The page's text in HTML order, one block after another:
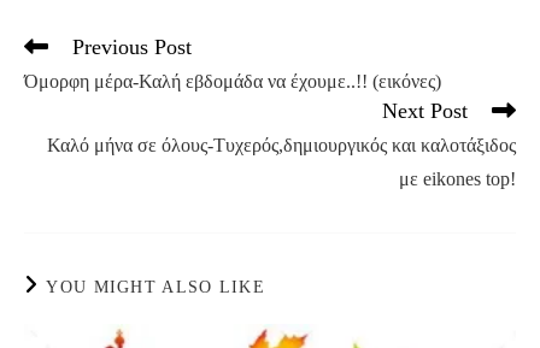
Read
articles
Previous Post
Όμορφη μέρα-Καλή εβδομάδα να έχουμε..!! (εικόνες)
Next Post
Καλό μήνα σε όλους-Τυχερός,δημιουργικός και καλοτάξιδος
με eikones top!
YOU MIGHT ALSO LIKE